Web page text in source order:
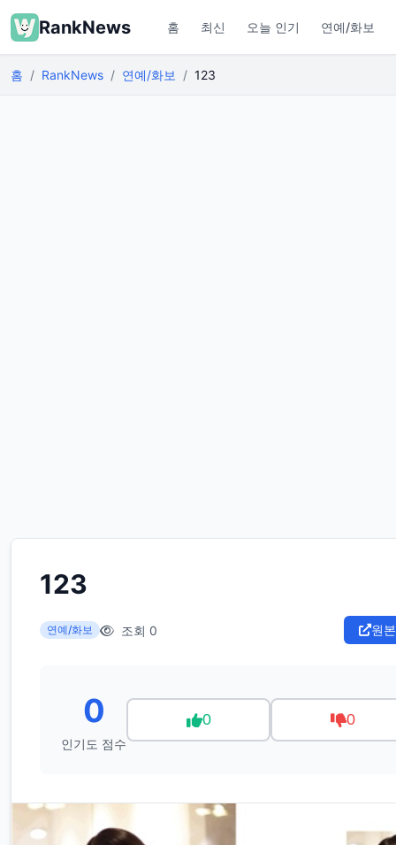
RankNews 홈 최신 오늘 인기 연예/화보
홈 RankNews 연예/화보 123
123
연예/화보 조회 0 원
0
인기도 점수
0 0